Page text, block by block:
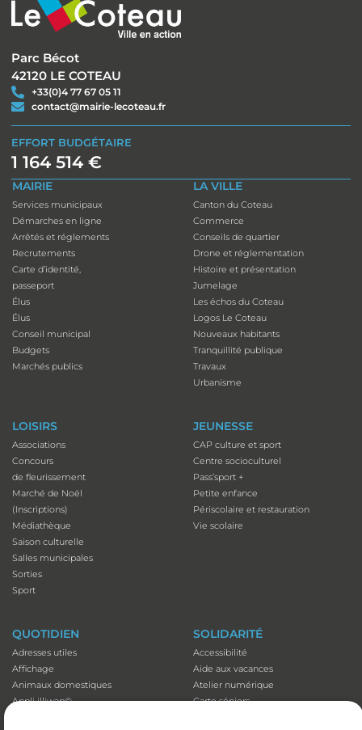
Parc Bécot
42120 LE COTEAU
+33(0)4 77 67 05 11
contact@mairie-lecoteau.fr
EFFORT BUDGÉTAIRE
1 164 514 €
MAIRIE
Services municipaux
Démarches en ligne
Arrêtés et réglements
Recrutements
Carte d’identité,
passeport
Élus
Élus
Conseil municipal
Budgets
Marchés publics
LA VILLE
Canton du Coteau
Commerce
Conseils de quartier
Drone et réglementation
Histoire et présentation
Jumelage
Les échos du Coteau
Logos Le Coteau
Nouveaux habitants
Tranquillité publique
Travaux
Urbanisme
LOISIRS
Associations
Concours
de fleurissement
Marché de Noël
(Inscriptions)
Médiathèque
Saison culturelle
Salles municipales
Sorties
Sport
JEUNESSE
CAP culture et sport
Centre socioculturel
Pass’sport +
Petite enfance
Périscolaire et restauration
Vie scolaire
QUOTIDIEN
Adresses utiles
Affichage
Animaux domestiques
Appli illiwap©
SOLIDARITÉ
Accessibilité
Aide aux vacances
Atelier numérique
Carte séniors